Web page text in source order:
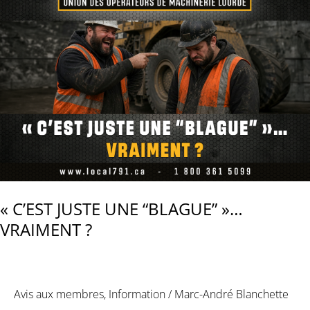
« C’EST JUSTE UNE “BLAGUE” »…
VRAIMENT ?
Avis aux membres, Information/Marc-André Blanchette